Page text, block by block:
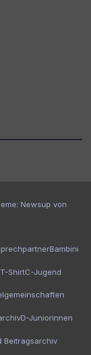
Newsup von
Bambini
ShirtC-Jugend
D-Juniorinnen
Beitragsarchiv